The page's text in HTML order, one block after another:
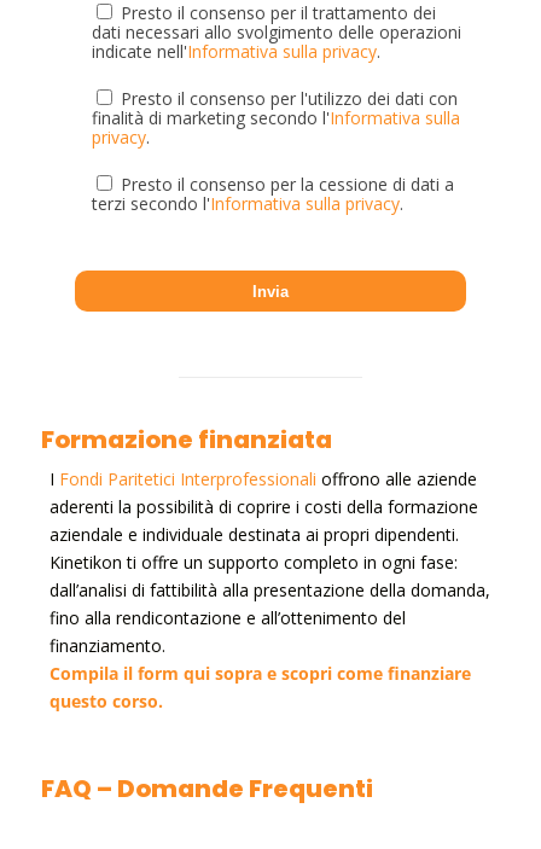
Presto il consenso per il trattamento dei
dati necessari allo svolgimento delle operazioni
indicate nell'Informativa sulla privacy.
Presto il consenso per l'utilizzo dei dati con
finalità di marketing secondo l'Informativa sulla
privacy.
Presto il consenso per la cessione di dati a
terzi secondo l'Informativa sulla privacy.
Formazione finanziata
I Fondi Paritetici Interprofessionali offrono alle aziende
aderenti la possibilità di coprire i costi della formazione
aziendale e individuale destinata ai propri dipendenti.
Kinetikon ti offre un supporto completo in ogni fase:
dall’analisi di fattibilità alla presentazione della domanda,
fino alla rendicontazione e all’ottenimento del
finanziamento.
Compila il form qui sopra e scopri come finanziare
questo corso.
FAQ – Domande Frequenti